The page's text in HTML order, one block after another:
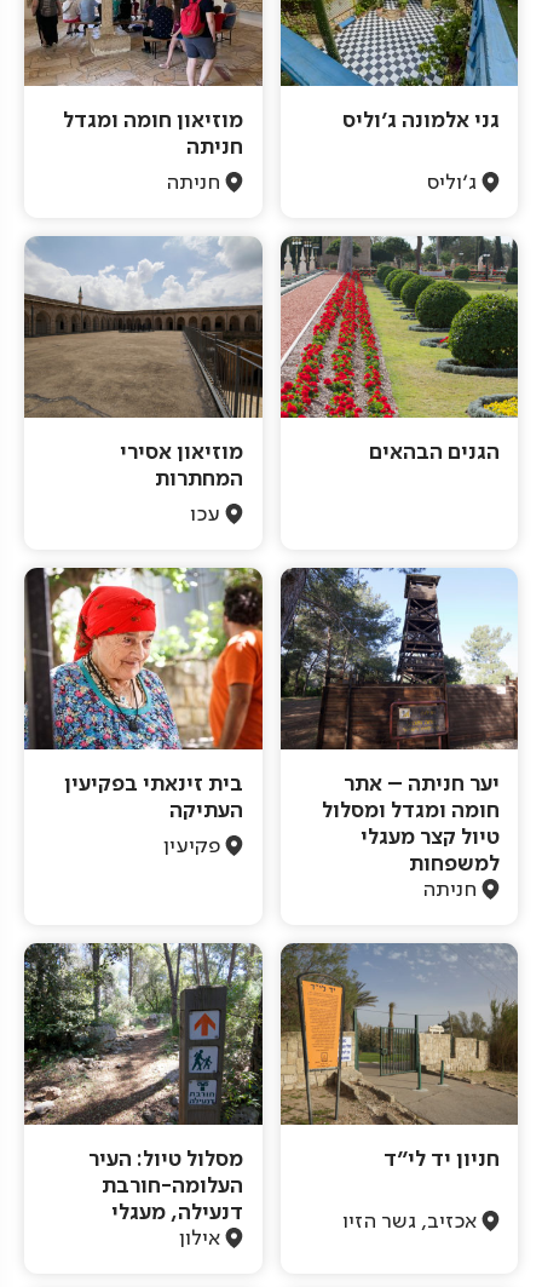
גני אלמונה ג'וליס
ג'וליס
מוזיאון חומה ומגדל
חניתה
חניתה
הגנים הבהאים
מוזיאון אסירי
המחתרות
עכו
יער חניתה – אתר
חומה ומגדל ומסלול
טיול קצר מעגלי
למשפחות
חניתה
בית זינאתי בפקיעין
העתיקה
פקיעין
חניון יד לי"ד
אכזיב, גשר הזיו
מסלול טיול: העיר
העלומה-חורבת
דנעילה, מעגלי
אילון